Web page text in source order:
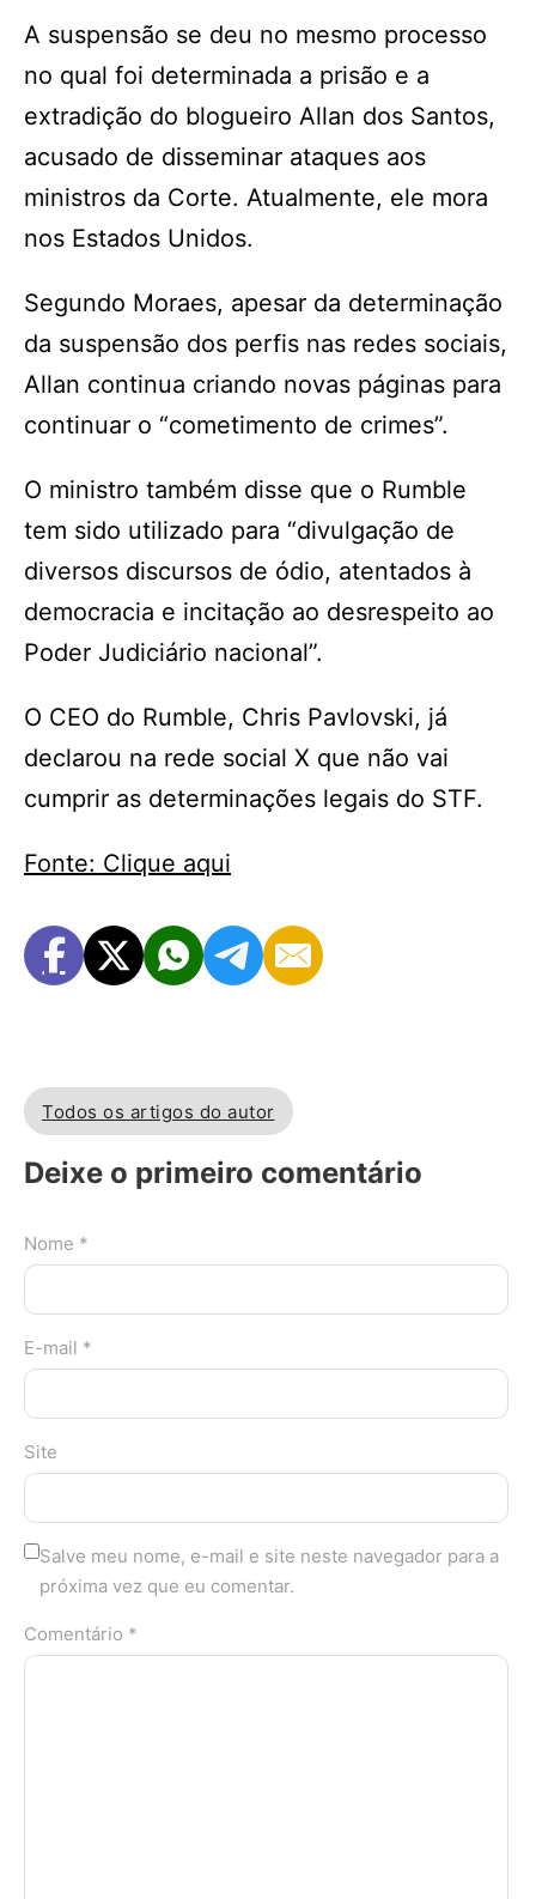
A suspensão se deu no mesmo processo
no qual foi determinada a prisão e a
extradição do blogueiro Allan dos Santos,
acusado de disseminar ataques aos
ministros da Corte. Atualmente, ele mora
nos Estados Unidos.
Segundo Moraes, apesar da determinação
da suspensão dos perfis nas redes sociais,
Allan continua criando novas páginas para
continuar o “cometimento de crimes”.
O ministro também disse que o Rumble
tem sido utilizado para “divulgação de
diversos discursos de ódio, atentados à
democracia e incitação ao desrespeito ao
Poder Judiciário nacional”.
O CEO do Rumble, Chris Pavlovski, já
declarou na rede social X que não vai
cumprir as determinações legais do STF.
Fonte: Clique aqui
Todos os artigos do autor
Deixe o primeiro comentário
Nome *
E-mail *
Site
Salve meu nome, e-mail e site neste navegador para a
próxima vez que eu comentar.
Comentário *